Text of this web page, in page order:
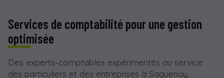
Services de comptabilité pour une gestion
optimisée
Des experts-comptables expérimentés au service
des particuliers et des entreprises à Saguenay.